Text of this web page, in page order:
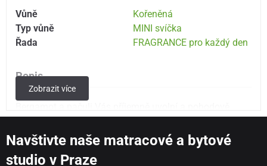
Vůně
Kořeněná
Typ vůně
MINI svíčka
Řada
FRAGRANCE pro každý den
Popis
velikost - doba hoření až 30 hodin.
Vonné svíčky krásného designu a vytříbené vůně v
Zobrazit více
Navštivte naše matracové a bytové
studio v Praze